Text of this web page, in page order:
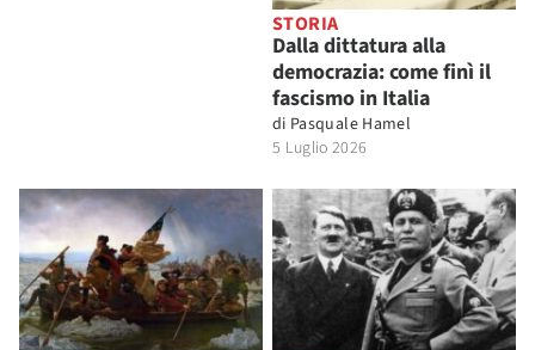
STORIA
Dalla dittatura alla
democrazia: come finì il
fascismo in Italia
di Pasquale Hamel
5 Luglio 2026